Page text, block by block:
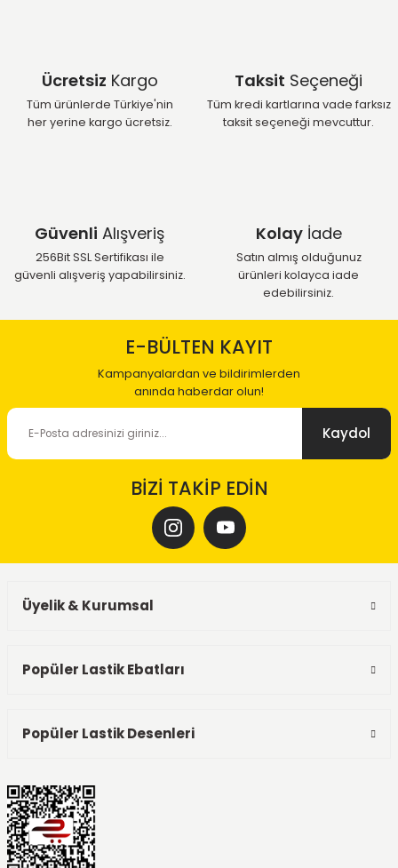
Ücretsiz Kargo
Tüm ürünlerde Türkiye'nin
her yerine kargo ücretsiz.
Taksit Seçeneği
Tüm kredi kartlarına vade farksız
taksit seçeneği mevcuttur.
Güvenli Alışveriş
256Bit SSL Sertifikası ile
güvenli alışveriş yapabilirsiniz.
Kolayİade
Satın almış olduğunuz
ürünleri kolayca iade
edebilirsiniz.
E-BÜLTEN KAYIT
Kampanyalardan ve bildirimlerden
anında haberdar olun!
Kaydol
BİZİ TAKİP EDİN
Üyelik & Kurumsal
Popüler Lastik Ebatları
Popüler Lastik Desenleri